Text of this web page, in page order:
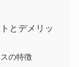
とデメリッ
の特徴